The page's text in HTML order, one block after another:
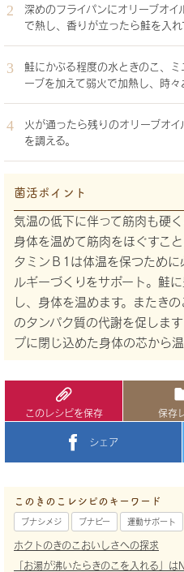
深めのフライパンにオリーブオ
で熱し、香りが立ったら鮭を入れ
鮭にかぶる程度の水ときのこ、
ーブを加えて弱火で加熱し、時々
火が通ったら残りのオリーブオ
を調える。
菌活ポイント
気温の低下に伴って筋肉も硬
身体を温めて筋肉をほぐすこ
タミンＢ1は体温を保つため
ルギーづくりをサポート。鮭
し、身体を温めます。またき
のタンパク質の代謝を促しま
プに閉じ込めた身体の芯から温
このレシピを保存 保存
シェア
このきのこレシピのキーワード
ブナシメジ ブナピー 運動サポート
ホクトのきのこおいしさへの探求
「お湯が沸いたらきのこを入れる」は